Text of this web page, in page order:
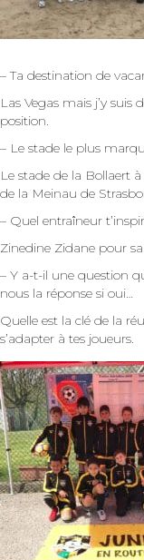
– Ta destination de
Las Vegas mais j’y
position.
– Le stade le plus
Le stade de la Bollaert
de la Meinau de
– Quel entraîneur
Zinedine Zidane pour
– Y a-t-il une question
nous la réponse si oui…
Quelle est la clé de la
s’adapter à tes joueurs.